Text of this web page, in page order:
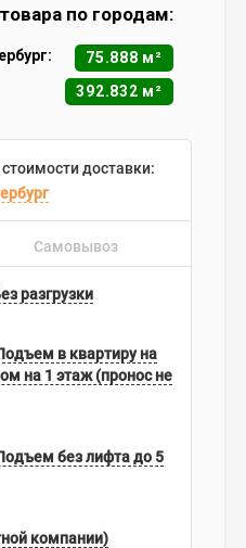
по городам:
75.888 м²
392.832 м²
доставки:
Самовывоз
разгрузки
в квартиру на
на 1 этаж (пронос не
без лифта до 5
компании)